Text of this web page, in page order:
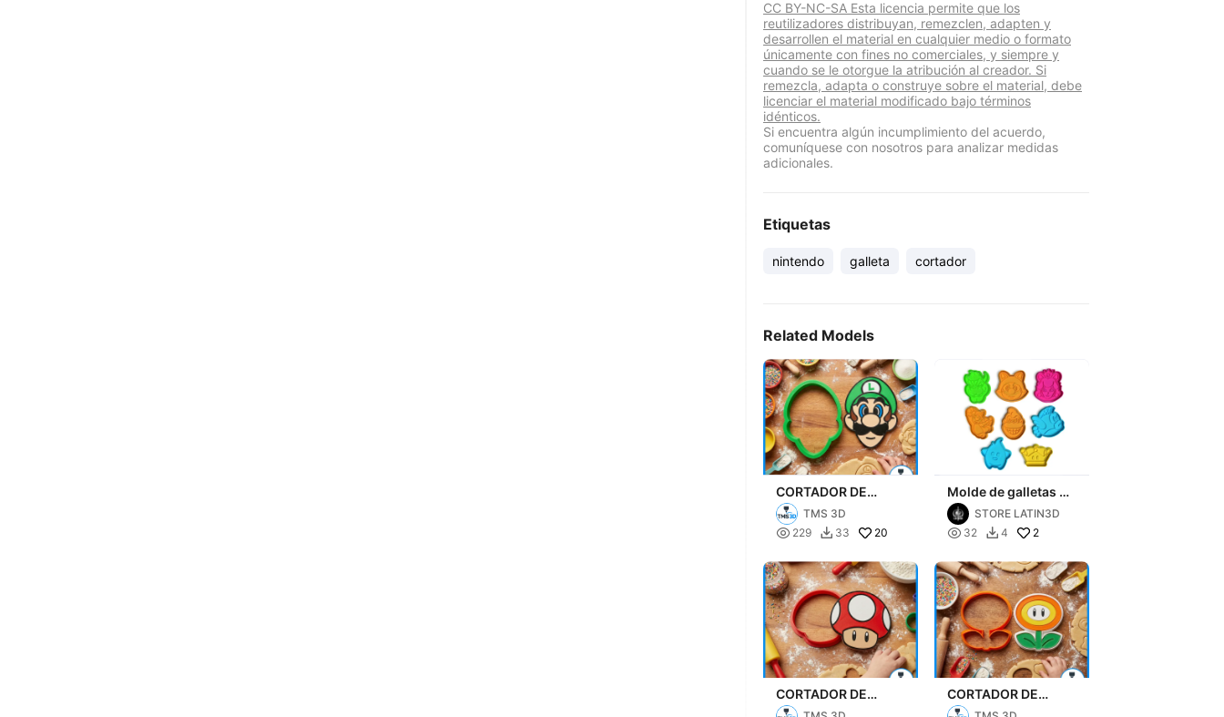
CC BY-NC-SA Esta licencia permite que los
reutilizadores distribuyan, remezclen, adapten y
desarrollen el material en cualquier medio o formato
únicamente con fines no comerciales, y siempre y
cuando se le otorgue la atribución al creador. Si
remezcla, adapta o construye sobre el material, debe
licenciar el material modificado bajo términos
idénticos.
Si encuentra algún incumplimiento del acuerdo,
comuníquese con nosotros para analizar medidas
adicionales.
Etiquetas
nintendo galleta cortador
Related Models
CORTADOR DE
GALLETAS LUIGGI
SUPER MARIO BROS
TMS 3D
 229  33 20
Molde de galletas de
Mario Bros Nintendo
STORE LATIN3D
 32  4 2
CORTADOR DE
GALLETAS HONGO
CORTADOR DE
GALLETAS FLOR DE